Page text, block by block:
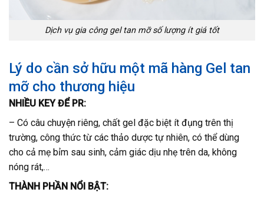
Dịch vụ gia công gel tan mỡ số lượng ít giá tốt
Lý do cần sở hữu một mã hàng Gel tan
mỡ cho thương hiệu
NHIỀU KEY ĐỂ PR:
– Có câu chuyện riêng, chất gel đặc biệt ít đụng trên thị
trường, công thức từ các thảo dược tự nhiên, có thể dùng
cho cả mẹ bỉm sau sinh, cảm giác dịu nhẹ trên da, không
nóng rát,…
THÀNH PHẦN NỔI BẬT: